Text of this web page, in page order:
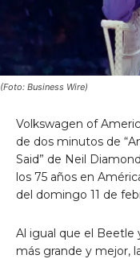
(Foto: Business Wire)
Volkswagen of
de dos minutos de
Said” de Neil
los 75 años en
del domingo 11 de
Al igual que el Beetle
más grande y mejor,